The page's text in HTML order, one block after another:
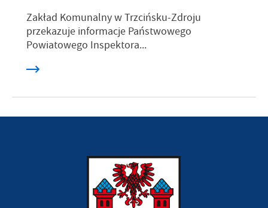
Zakład Komunalny w Trzcińsku-Zdroju
przekazuje informacje Państwowego
Powiatowego Inspektora...